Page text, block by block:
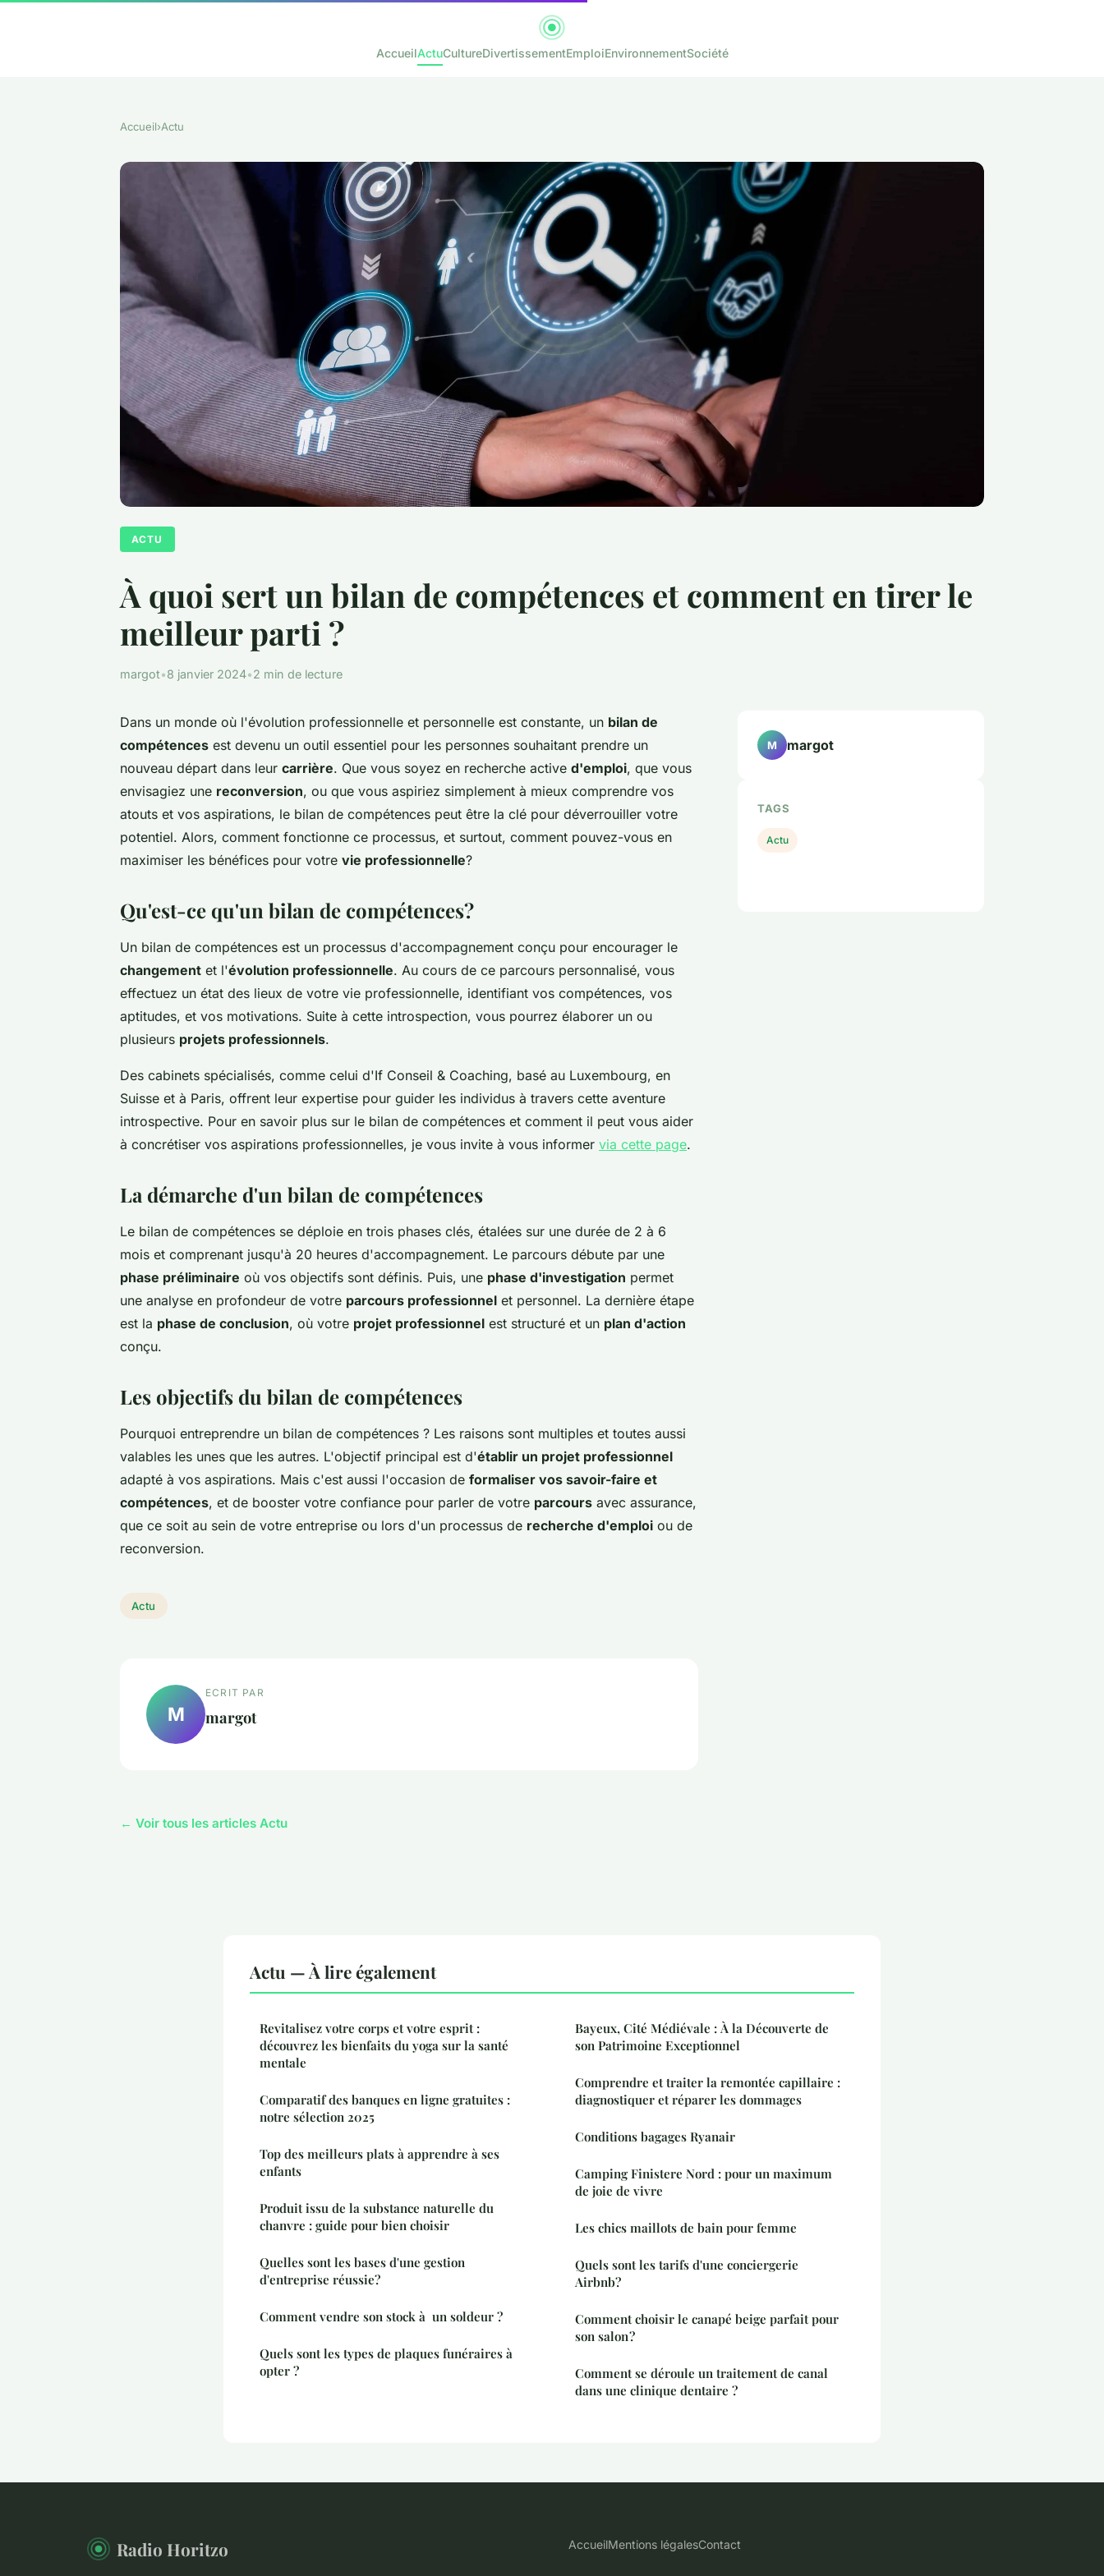
AccueilActuCultureDivertissementEmploiEnvironnementSociété
Accueil›Actu
ACTU
À quoi sert un bilan de compétences et comment en tirer le
meilleur parti ?
margot•8 janvier 2024•2 min de lecture
Dans un monde où l'évolution professionnelle et personnelle est constante, un bilan de
compétences est devenu un outil essentiel pour les personnes souhaitant prendre un
nouveau départ dans leur carrière. Que vous soyez en recherche active d'emploi, que vous
envisagiez une reconversion, ou que vous aspiriez simplement à mieux comprendre vos
atouts et vos aspirations, le bilan de compétences peut être la clé pour déverrouiller votre
potentiel. Alors, comment fonctionne ce processus, et surtout, comment pouvez-vous en
maximiser les bénéfices pour votre vie professionnelle?
Qu'est-ce qu'un bilan de compétences?
Un bilan de compétences est un processus d'accompagnement conçu pour encourager le
changement et l'évolution professionnelle. Au cours de ce parcours personnalisé, vous
effectuez un état des lieux de votre vie professionnelle, identifiant vos compétences, vos
aptitudes, et vos motivations. Suite à cette introspection, vous pourrez élaborer un ou
plusieurs projets professionnels.
Des cabinets spécialisés, comme celui d'If Conseil & Coaching, basé au Luxembourg, en
Suisse et à Paris, offrent leur expertise pour guider les individus à travers cette aventure
introspective. Pour en savoir plus sur le bilan de compétences et comment il peut vous aider
à concrétiser vos aspirations professionnelles, je vous invite à vous informer via cette page.
La démarche d'un bilan de compétences
Le bilan de compétences se déploie en trois phases clés, étalées sur une durée de 2 à 6
mois et comprenant jusqu'à 20 heures d'accompagnement. Le parcours débute par une
phase préliminaire où vos objectifs sont définis. Puis, une phase d'investigation permet
une analyse en profondeur de votre parcours professionnel et personnel. La dernière étape
est la phase de conclusion, où votre projet professionnel est structuré et un plan d'action
conçu.
Les objectifs du bilan de compétences
Pourquoi entreprendre un bilan de compétences ? Les raisons sont multiples et toutes aussi
valables les unes que les autres. L'objectif principal est d'établir un projet professionnel
adapté à vos aspirations. Mais c'est aussi l'occasion de formaliser vos savoir-faire et
compétences, et de booster votre confiance pour parler de votre parcours avec assurance,
que ce soit au sein de votre entreprise ou lors d'un processus de recherche d'emploi ou de
reconversion.
Actu
M
ECRIT PAR
margot
← Voir tous les articles Actu
M margot
TAGS
Actu
Actu — À lire également
Revitalisez votre corps et votre esprit :
découvrez les bienfaits du yoga sur la santé
mentale
Comparatif des banques en ligne gratuites :
notre sélection 2025
Top des meilleurs plats à apprendre à ses
enfants
Produit issu de la substance naturelle du
chanvre : guide pour bien choisir
Quelles sont les bases d'une gestion
d'entreprise réussie?
Comment vendre son stock à un soldeur ?
Quels sont les types de plaques funéraires à
opter ?
Bayeux, Cité Médiévale : À la Découverte de
son Patrimoine Exceptionnel
Comprendre et traiter la remontée capillaire :
diagnostiquer et réparer les dommages
Conditions bagages Ryanair
Camping Finistere Nord : pour un maximum
de joie de vivre
Les chics maillots de bain pour femme
Quels sont les tarifs d'une conciergerie
Airbnb?
Comment choisir le canapé beige parfait pour
son salon ?
Comment se déroule un traitement de canal
dans une clinique dentaire ?
Radio Horitzo AccueilMentions légalesContact